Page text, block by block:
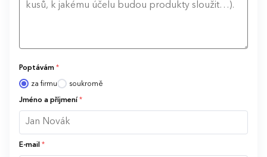
Poptávám *
za firmu soukromě
Jméno a příjmení *
E-mail *